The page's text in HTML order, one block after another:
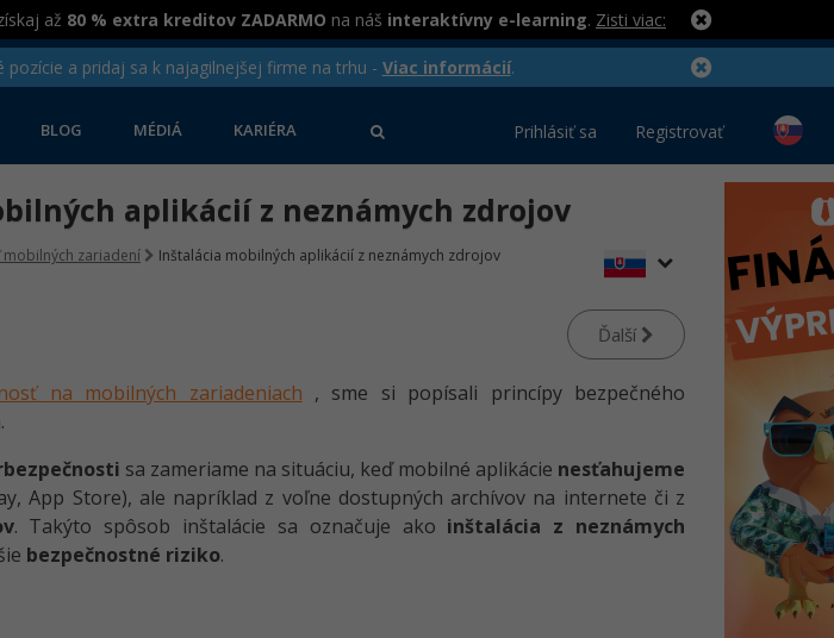
až 80 % extra kreditov ZADARMO na náš interaktívny e-learning. Zisti viac:
a pridaj sa k najagilnejšej firme na trhu - Viac informácií.
BLOG MÉDIÁ KARIÉRA Prihlásiť sa Registrovať
aplikácií z neznámych zdrojov
zariadení Inštalácia mobilných aplikácií z neznámych zdrojov
Ďalší
na mobilných zariadeniach , sme si popísali princípy bezpečného
sa zameriame na situáciu, keď mobilné aplikácie nesťahujeme
App Store), ale napríklad z voľne dostupných archívov na internete či z
. Takýto spôsob inštalácie sa označuje ako inštalácia z neznámych
bezpečnostné riziko.